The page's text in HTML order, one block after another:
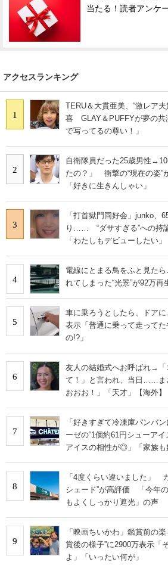
当たる！読者アンケ
アクセスランキング
1
TERU＆大貫亜美、“激レア
喜 GLAY＆PUFFYが夢の共
で写ってるの尊い！」
2
自衛隊員だった25歳男性
たの？」 衝撃の“現在の姿”
「好きに生きんしゃい」
3
「打首獄門同好会」junko、
り…… “ダサすぎる”への持
「わたしもデビューしたい」
4
電線にとまる鳥をふと見た
れてしまった“光景”が92万再
5
車に乗ろうとしたら、ド
表示「普通に乗って走って
の!?」
6
友人の結婚式へお呼ばれ→「
て！」と言われ、当日……ま
おおお！」「天才」【海外】
7
「好きすぎて冷凍庫パンパ
ーゼの“1個約61円シューア
アイスの相性が◎」「家族も
8
「4度くらい違いました」
シェード”が高評価 「今年
もよくしっかり遮光」の声
9
「映画ちいかわ」鑑賞前の
賞後の様子”に2900万表示「
よ」「いったい何が」